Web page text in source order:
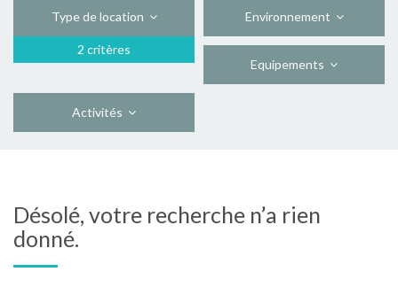
Type de location
2 critères
Environnement
Equipements
Activités
Désolé, votre recherche n’a rien
donné.